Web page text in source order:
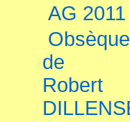
AG 2011
de
Robert